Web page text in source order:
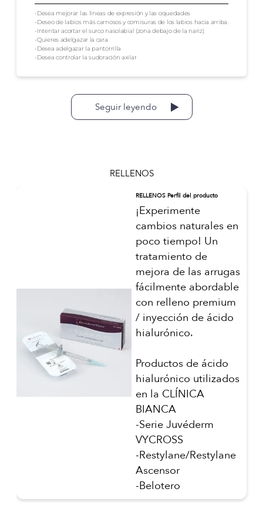
-Desea mejorar las líneas de expresión y las oquedades
-Deseo de labios más carnosos y comisuras de los labios hacia arriba.
-Intentar acortar el surco nasolabial (zona debajo de la nariz).
-Quieres adelgazar la cara
-Desea adelgazar la pantorrilla
-Desea controlar la sudoración axilar
Seguir leyendo
RELLENOS
RELLENOS Perfil del producto
¡Experimente
cambios naturales en
poco tiempo! Un
tratamiento de
mejora de las arrugas
fácilmente abordable
con relleno premium
/ inyección de ácido
hialurónico.
Productos de ácido
hialurónico utilizados
en la CLÍNICA
BIANCA
-Serie Juvéderm
VYCROSS
-Restylane/Restylane
Ascensor
-Belotero